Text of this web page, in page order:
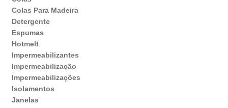
Colas Para Madeira
Detergente
Espumas
Hotmelt
Impermeabilizantes
Impermeabilização
Impermeabilizações
Isolamentos
Janelas